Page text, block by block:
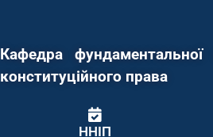
Кафедра фундаментальної
конституційного права
ННІП